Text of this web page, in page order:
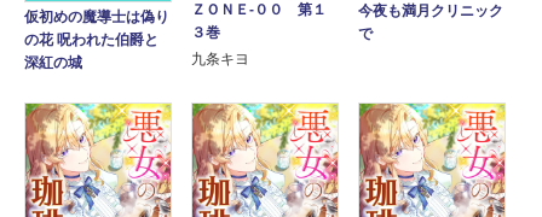
仮初めの魔導士は偽り
の花 呪われた伯爵と
深紅の城
ＺＯＮＥ‐００ 第１
３巻
九条キヨ
今夜も満月クリニック
で